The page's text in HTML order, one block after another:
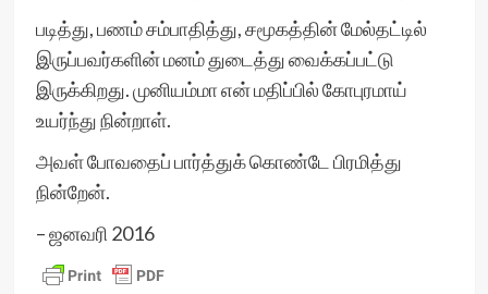
படித்து, பணம் சம்பாதித்து, சமூகத்தின் மேல்தட்டில்
இருப்பவர்களின் மனம் துடைத்து வைக்கப்பட்டு
இருக்கிறது. முனியம்மா என் மதிப்பில் கோபுரமாய்
உயர்ந்து நின்றாள்.
அவள் போவதைப் பார்த்துக் கொண்டே பிரமித்து
நின்றேன்.
– ஜனவரி 2016